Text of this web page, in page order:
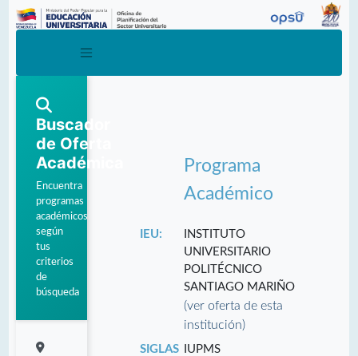
Buscador
de Oferta
Académica
Encuentra
programas
académicos
según
tus
criterios
de
búsqueda
Programa
Académico
IEU:
INSTITUTO
UNIVERSITARIO
POLITÉCNICO
SANTIAGO MARIÑO
(ver oferta de esta
institución)
SIGLAS
IUPMS